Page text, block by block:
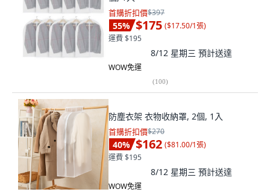
首購折扣價$397
55% $175 ($17.50/1張)
運費 $195
8/12 星期三 預計送達
WOW免運
(100)
防塵衣架 衣物收納罩, 2個, 1入
首購折扣價$270
40% $162 ($81.00/1張)
運費 $195
8/12 星期三 預計送達
WOW免運